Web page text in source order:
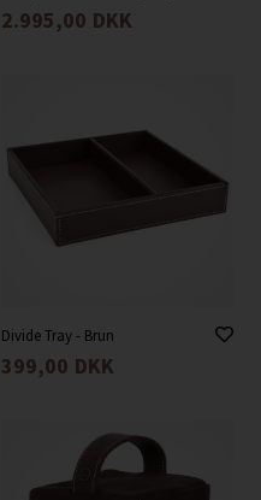
2.995,00 DKK
Divide Tray - Brun
399,00 DKK